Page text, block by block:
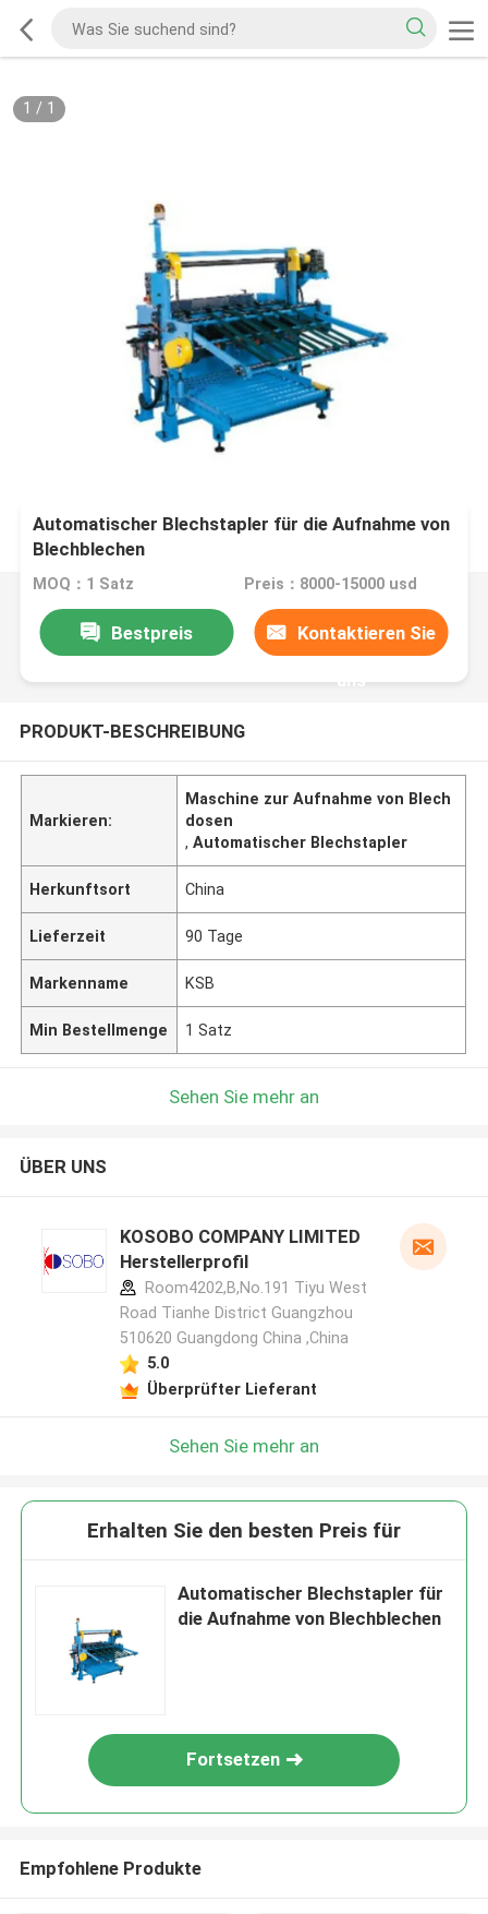
1 / 1
Automatischer Blechstapler für die Aufnahme von
Blechblechen
MOQ：1 Satz Preis：8000-15000 usd
Bestpreis Kontaktieren Sie
uns
PRODUKT-BESCHREIBUNG
Markieren:
Maschine zur Aufnahme von Blech
dosen
,Automatischer Blechstapler
Herkunftsort China
Lieferzeit 90 Tage
Markenname KSB
Min Bestellmenge 1 Satz
Sehen Sie mehr an
ÜBER UNS
KOSOBO COMPANY LIMITED
Herstellerprofil
Room4202,B,No.191 Tiyu West
Road Tianhe District Guangzhou
510620 Guangdong China ,China
5.0
Überprüfter Lieferant
Sehen Sie mehr an
Erhalten Sie den besten Preis für
Automatischer Blechstapler für
die Aufnahme von Blechblechen
Fortsetzen
Empfohlene Produkte